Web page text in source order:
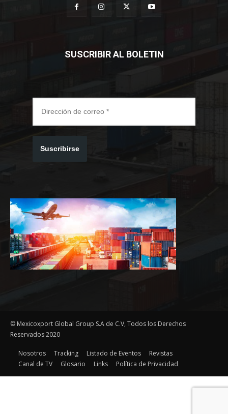
SUSCRIBIR AL BOLETIN
Suscribirse
© Mexicoxport Global Group S.A de C.V, Todos los Derechos
Reservados 2020
Nosotros Tracking Listado de Eventos
Revistas
Canal de TV
Glosario Links Política de Privacidad